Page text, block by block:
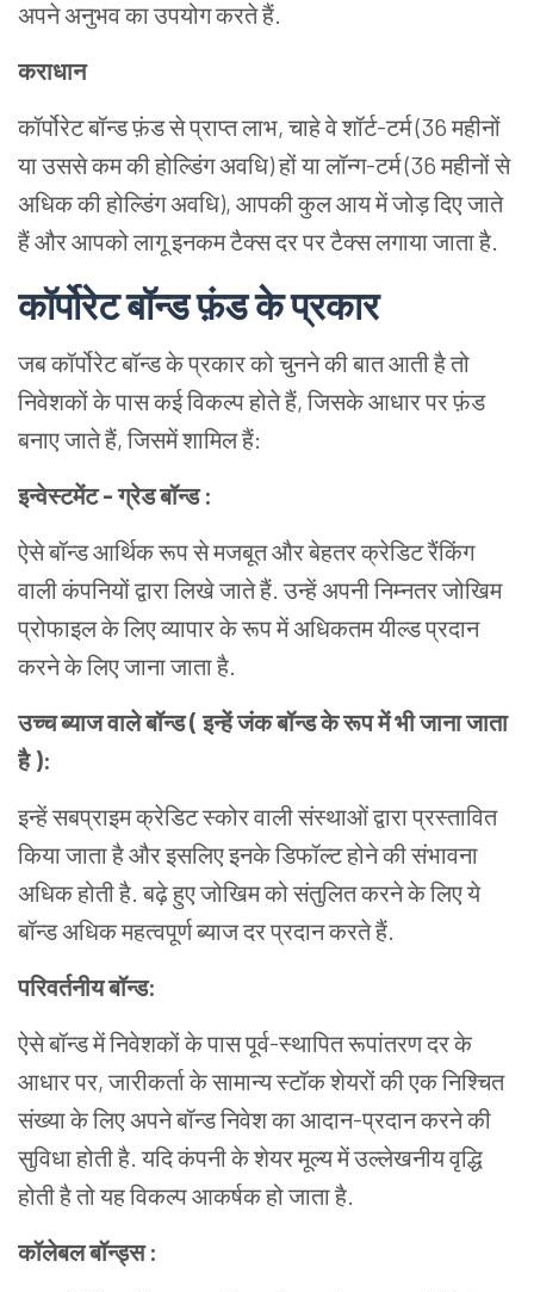
अपने अनुभव का उपयोग करते हैं.
कराधान
कॉर्पोरेट बॉन्ड फ़ंड से प्राप्त लाभ, चाहे वे शॉर्ट-टर्म (36 महीनों
या उससे कम की होल्डिंग अवधि) हों या लॉन्ग-टर्म (36 महीनों से
अधिक की होल्डिंग अवधि), आपकी कुल आय में जोड़ दिए जाते
हैं और आपको लागू इनकम टैक्स दर पर टैक्स लगाया जाता है.
कॉर्पोरेट बॉन्ड फ़ंड के प्रकार
जब कॉर्पोरेट बॉन्ड के प्रकार को चुनने की बात आती है तो
निवेशकों के पास कई विकल्प होते हैं, जिसके आधार पर फ़ंड
बनाए जाते हैं, जिसमें शामिल हैं:
इन्वेस्टमेंट - ग्रेड बॉन्ड :
ऐसे बॉन्ड आर्थिक रूप से मजबूत और बेहतर क्रेडिट रैंकिंग
वाली कंपनियों द्वारा लिखे जाते हैं. उन्हें अपनी निम्नतर जोखिम
प्रोफाइल के लिए व्यापार के रूप में अधिकतम यील्ड प्रदान
करने के लिए जाना जाता है.
उच्च ब्याज वाले बॉन्ड ( इन्हें जंक बॉन्ड के रूप में भी जाना जाता
है ):
इन्हें सबप्राइम क्रेडिट स्कोर वाली संस्थाओं द्वारा प्रस्तावित
किया जाता है और इसलिए इनके डिफॉल्ट होने की संभावना
अधिक होती है. बढ़े हुए जोखिम को संतुलित करने के लिए ये
बॉन्ड अधिक महत्वपूर्ण ब्याज दर प्रदान करते हैं.
परिवर्तनीय बॉन्ड:
ऐसे बॉन्ड में निवेशकों के पास पूर्व-स्थापित रूपांतरण दर के
आधार पर, जारीकर्ता के सामान्य स्टॉक शेयरों की एक निश्चित
संख्या के लिए अपने बॉन्ड निवेश का आदान-प्रदान करने की
सुविधा होती है. यदि कंपनी के शेयर मूल्य में उल्लेखनीय वृद्धि
होती है तो यह विकल्प आकर्षक हो जाता है.
कॉलेबल बॉन्ड्स :